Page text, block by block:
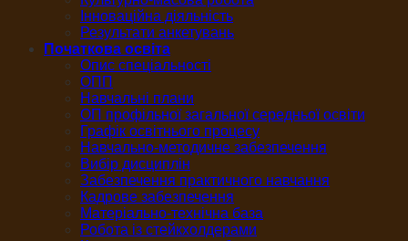
Інноваційна діяльність
Результати анкетувань
Початкова освіта
Опис спеціальності
ОПП
Навчальні плани
ОП профільної загальної середньої освіти
Графік освітнього процесу
Навчально-методичне забезпечення
Вибір дисциплін
Забезпечення практичного навчання
Кадрове забезпечення
Матеріально-технічна база
Робота із стейкхолдерами